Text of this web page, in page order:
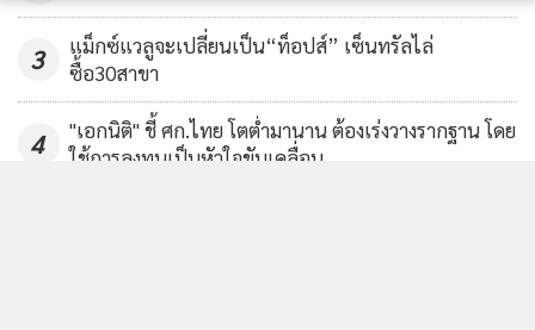
3
แม็กซ์แวลูจะเปลี่ยนเป็น“ท็อปส์” เซ็นทรัลไล่
ซื้อ30สาขา
4
"เอกนิติ" ชี้ ศก.ไทย โตต่ำมานาน ต้องเร่งวางรากฐาน โดย
ใช้การลงทุนเป็นหัวใจขับเคลื่อน